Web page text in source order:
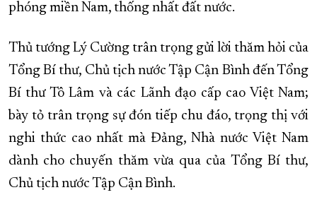
phóng miền Nam, thống nhất đất nước.
Thủ tướng Lý Cường trân trọng gửi lời thăm hỏi của
Tổng Bí thư, Chủ tịch nước Tập Cận Bình đến Tổng
Bí thư Tô Lâm và các Lãnh đạo cấp cao Việt Nam;
bày tỏ trân trọng sự đón tiếp chu đáo, trọng thị với
nghi thức cao nhất mà Đảng, Nhà nước Việt Nam
dành cho chuyến thăm vừa qua của Tổng Bí thư,
Chủ tịch nước Tập Cận Bình.